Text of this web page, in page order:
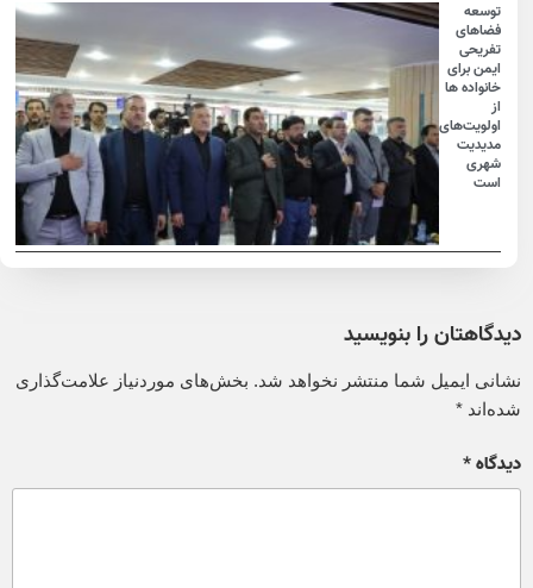
توسعه
فضاهای
تفریحی
ایمن برای
خانواده ها
اولویت‌های
مدیدیت
شهری
است
دیدگاهتان را بنویسید
نشانی ایمیل شما منتشر نخواهد شد. بخش‌های موردنیاز علامت‌گذاری
شده‌اند*
دیدگاه*